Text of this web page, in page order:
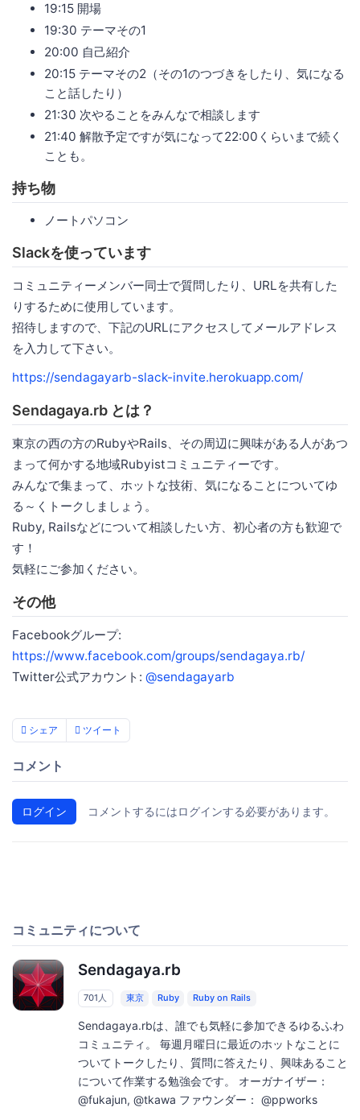
19:15 開場
19:30 テーマその1
20:00 自己紹介
20:15 テーマその2（その1のつづきをしたり、気になる
こと話したり）
21:30 次やることをみんなで相談します
21:40 解散予定ですが気になって22:00くらいまで続く
ことも。
持ち物
ノートパソコン
Slackを使っています
コミュニティーメンバー同士で質問したり、URLを共有した
りするために使用しています。
招待しますので、下記のURLにアクセスしてメールアドレス
を入力して下さい。
https://sendagayarb-slack-invite.herokuapp.com/
Sendagaya.rb とは？
東京の西の方のRubyやRails、その周辺に興味がある人があつ
まって何かする地域Rubyistコミュニティーです。
みんなで集まって、ホットな技術、気になることについてゆ
る～くトークしましょう。
Ruby, Railsなどについて相談したい方、初心者の方も歓迎で
す！
気軽にご参加ください。
その他
Facebookグループ:
https://www.facebook.com/groups/sendagaya.rb/
Twitter公式アカウント: @sendagayarb
シェア ツイート
コメント
ログイン コメントするにはログインする必要があります。
コミュニティについて
Sendagaya.rb
701人 東京 Ruby Ruby on Rails
Sendagaya.rbは、誰でも気軽に参加できるゆるふわ
コミュニティ。 毎週月曜日に最近のホットなことに
ついてトークしたり、質問に答えたり、興味あること
について作業する勉強会です。 オーガナイザー：
@fukajun, @tkawa ファウンダー： @ppworks